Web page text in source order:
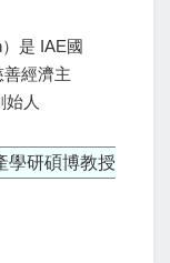
是 IAE國
經濟主
始人
學研碩博教授